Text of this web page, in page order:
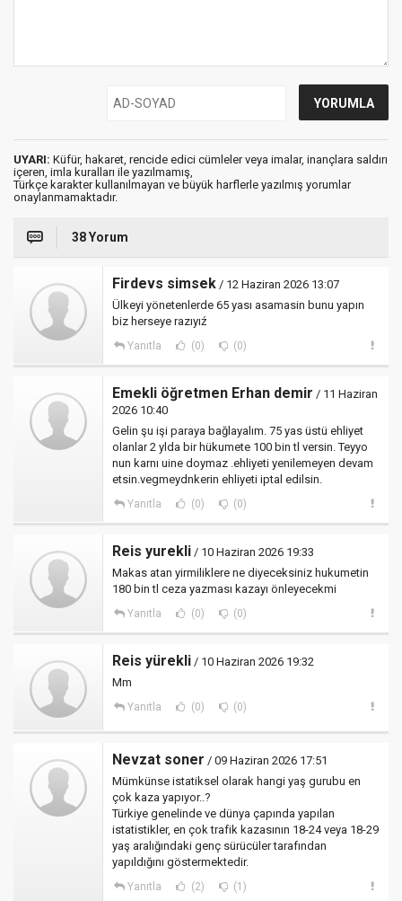
UYARI: Küfür, hakaret, rencide edici cümleler veya imalar, inançlara saldırı
içeren, imla kuralları ile yazılmamış,
Türkçe karakter kullanılmayan ve büyük harflerle yazılmış yorumlar
onaylanmamaktadır.
38 Yorum
Firdevs simsek / 12 Haziran 2026 13:07
Ülkeyi yönetenlerde 65 yası asamasin bunu yapın
biz herseye razıyıź
Yanıtla (0) (0)
Emekli öğretmen Erhan demir / 11 Haziran
2026 10:40
Gelin şu işi paraya bağlayalım. 75 yas üstü ehliyet
olanlar 2 ylda bir hükumete 100 bin tl versin. Teyyo
nun karnı uine doymaz .ehliyeti yenilemeyen devam
etsin.vegmeydnkerin ehliyeti iptal edilsin.
Yanıtla (0) (0)
Reis yurekli / 10 Haziran 2026 19:33
Makas atan yirmiliklere ne diyeceksiniz hukumetin
180 bin tl ceza yazması kazayı önleyecekmi
Yanıtla (0) (0)
Reis yürekli / 10 Haziran 2026 19:32
Mm
Yanıtla (0) (0)
Nevzat soner / 09 Haziran 2026 17:51
Mümkünse istatiksel olarak hangi yaş gurubu en
çok kaza yapıyor..?
Türkiye genelinde ve dünya çapında yapılan
istatistikler, en çok trafik kazasının 18-24 veya 18-29
yaş aralığındaki genç sürücüler tarafından
yapıldığını göstermektedir.
Yanıtla (2) (1)